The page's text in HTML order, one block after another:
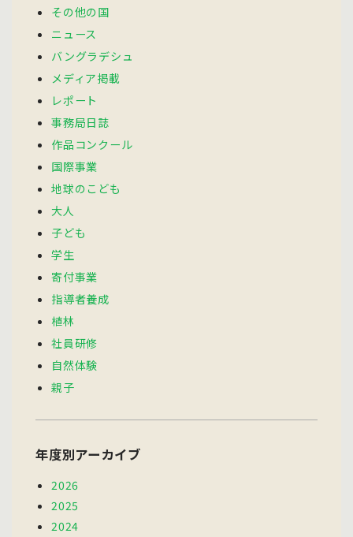
その他の国
ニュース
バングラデシュ
メディア掲載
レポート
事務局日誌
作品コンクール
国際事業
地球のこども
大人
子ども
学生
寄付事業
指導者養成
植林
社員研修
自然体験
親子
年度別アーカイブ
2026
2025
2024